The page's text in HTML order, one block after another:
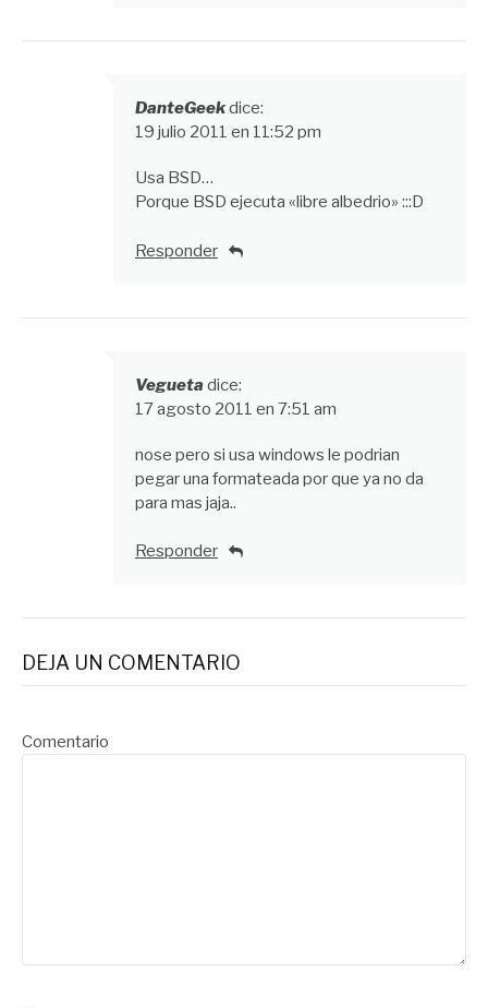
DanteGeekdice:
19 julio 2011 en 11:52 pm
Usa BSD…
Porque BSD ejecuta «libre albedrio» :::D
Responder
Vegueta dice:
17 agosto 2011 en 7:51 am
nose pero si usa windows le podrian
pegar una formateada por que ya no da
para mas jaja..
Responder
DEJA UN COMENTARIO
Comentario